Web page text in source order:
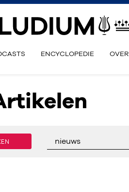
ENCYCLOPEDIE OVER
nieuws